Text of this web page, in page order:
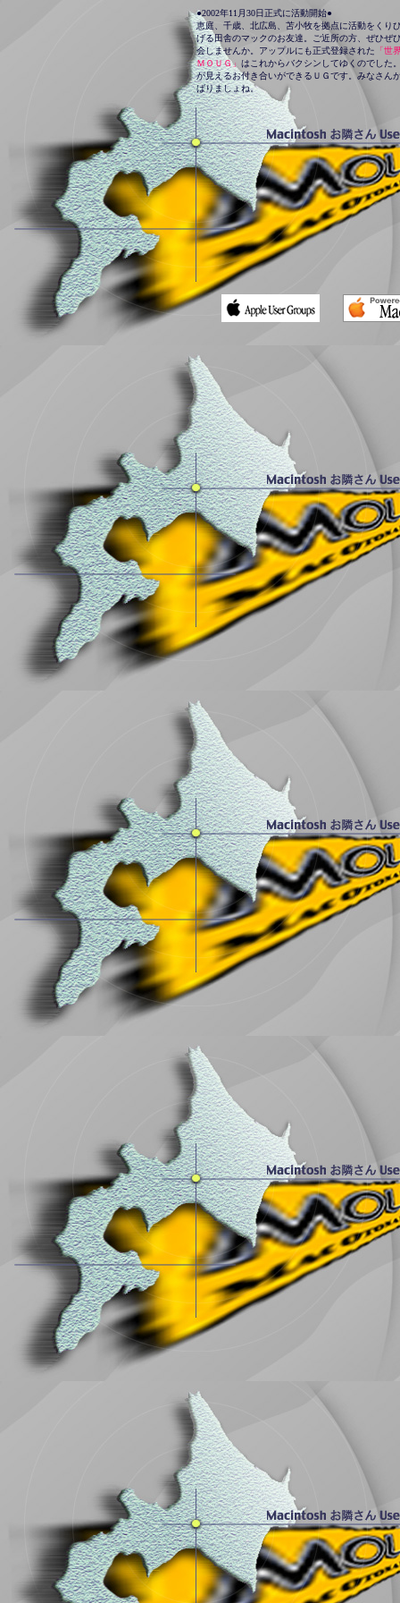
●2002年11月30日正式に活動開始●
恵庭、千歳、北広島、苫小牧を拠点に活動をくり
げる田舎のマックのお友達。ご近所の方、ぜひぜ
会しませんか。アップルにも正式登録された 「世
ＭＯＵＧ」 はこれからバクシンしてゆくのでした
が見えるお付き合いができるＵＧです。みなさん
ばりましょね。